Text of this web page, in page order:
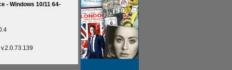
- Windows 10/11 64-
v.2.0.73.139